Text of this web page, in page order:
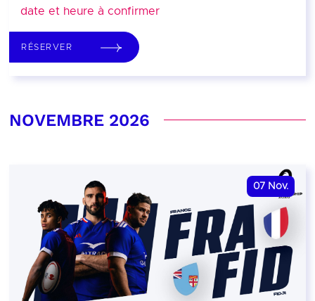
date et heure à confirmer
RÉSERVER
NOVEMBRE 2026
07 Nov.